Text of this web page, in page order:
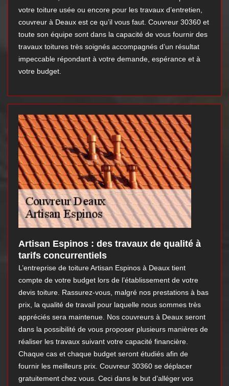
votre toiture usée ou encore pour les travaux d’entretien,
couvreur à Deaux est ce qu’il vous faut. Couvreur 30360 et
toute son équipe sont dans la capacité de vous fournir des
travaux toitures très soignés accompagnés d’un résultat
impeccable répondant à votre demande, espérance et à
votre budget.
Artisan Espinos : des travaux de qualité à
tarifs concurrentiels
L’entreprise de toiture Artisan Espinos à Deaux tient
compte de votre budget lors de l’établissement de votre
devis toiture. Rassurez-vous, malgré nos prestations à bas
prix, la qualité de travail pour laquelle nous sommes très
appréciés sera maintenue. Nos couvreurs à Deaux seront
dans la possibilité de vous proposer plusieurs manières de
réaliser les travaux suivant votre capacité financière.
Chaque cas et chaque budget seront étudiés afin de
fournir les meilleurs prix. Couvreur 30360 se déplacer
gratuitement chez vous. Ceci dans le but d’alléger vos